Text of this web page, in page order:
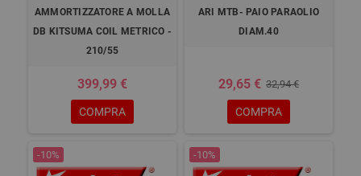
AMMORTIZZATORE A MOLLA
DB KITSUMA COIL METRICO -
210/55
399,99 €
COMPRA
ARI MTB- PAIO PARAOLIO
DIAM.40
29,65 € 32,94 €
COMPRA
-10% -10%